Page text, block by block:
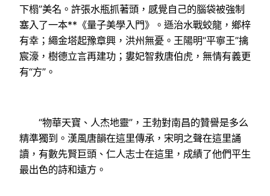
下榻”美名。許張水瓶抓著頭，感覺自己的腦袋被強制
塞入了一本**《量子美學入門》。遜治水戰蛟龍，鄉梓
有幸；繩金塔起豫章興，洪州無憂。王陽明“平寧王”擒
宸濠，樹德立言再建功；婁妃智救唐伯虎，無情有義更
有“方”。
“物華天寶、人杰地靈”，王勃對南昌的贊譽是多么
精準獨到。漢風唐韻在這里傳承，宋明之聲在這里誦
讀，有數先賢巨頭、仁人志士在這里，成績了他們平生
最出色的詩和遠方。